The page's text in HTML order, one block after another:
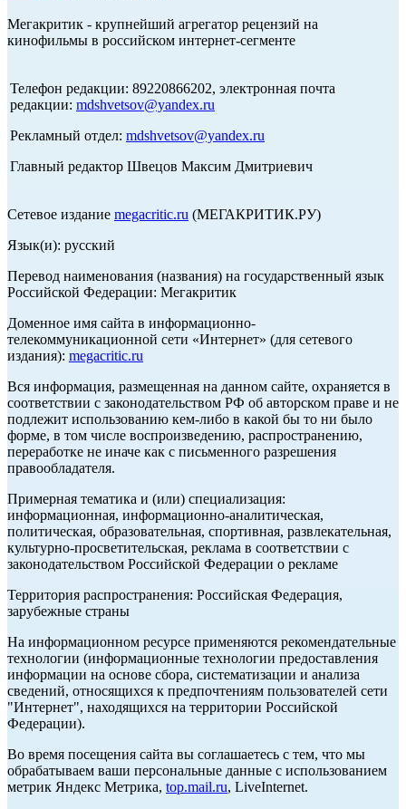
Мегакритик - крупнейший агрегатор рецензий на
кинофильмы в российском интернет-сегменте
Телефон редакции: 89220866202, электронная почта
редакции: mdshvetsov@yandex.ru
Рекламный отдел: mdshvetsov@yandex.ru
Главный редактор Швецов Максим Дмитриевич
Сетевое издание megacritic.ru (МЕГАКРИТИК.РУ)
Язык(и): русский
Перевод наименования (названия) на государственный язык
Российской Федерации: Мегакритик
Доменное имя сайта в информационно-
телекоммуникационной сети «Интернет» (для сетевого
издания): megacritic.ru
Вся информация, размещенная на данном сайте, охраняется в
соответствии с законодательством РФ об авторском праве и не
подлежит использованию кем-либо в какой бы то ни было
форме, в том числе воспроизведению, распространению,
переработке не иначе как с письменного разрешения
правообладателя.
Примерная тематика и (или) специализация:
информационная, информационно-аналитическая,
политическая, образовательная, спортивная, развлекательная,
культурно-просветительская, реклама в соответствии с
законодательством Российской Федерации о рекламе
Территория распространения: Российская Федерация,
зарубежные страны
На информационном ресурсе применяются рекомендательные
технологии (информационные технологии предоставления
информации на основе сбора, систематизации и анализа
сведений, относящихся к предпочтениям пользователей сети
"Интернет", находящихся на территории Российской
Федерации).
Во время посещения сайта вы соглашаетесь с тем, что мы
обрабатываем ваши персональные данные с использованием
метрик Яндекс Метрика, top.mail.ru, LiveInternet.